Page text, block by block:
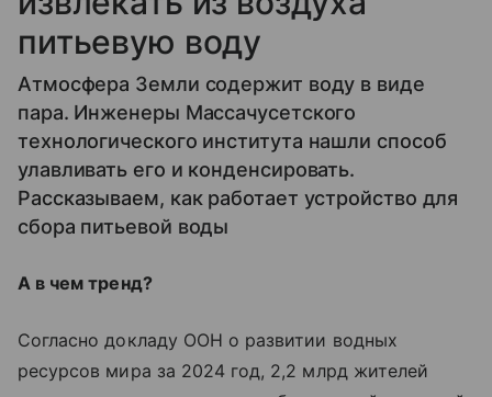
питьевую воду
Атмосфера Земли содержит воду в виде
пара. Инженеры Массачусетского
технологического института нашли способ
улавливать его и конденсировать.
Рассказываем, как работает устройство для
сбора питьевой воды
А в чем тренд?
Согласно докладу ООН о развитии водных
ресурсов мира за 2024 год, 2,2 млрд жителей